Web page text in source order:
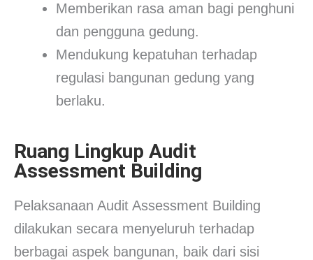
Memberikan rasa aman bagi penghuni
dan pengguna gedung.
Mendukung kepatuhan terhadap
regulasi bangunan gedung yang
berlaku.
Ruang Lingkup Audit
Assessment Building
Pelaksanaan Audit Assessment Building
dilakukan secara menyeluruh terhadap
berbagai aspek bangunan, baik dari sisi